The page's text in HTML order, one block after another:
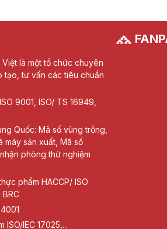
là một tổ chức chuyên
tư vấn các tiêu chuẩn
9001, ISO/ TS 16949,
Quốc: Mã số vùng trồng,
máy sản xuất, Mã số
phòng thử nghiệm
phẩm HACCP/ ISO
IEC 17025,...